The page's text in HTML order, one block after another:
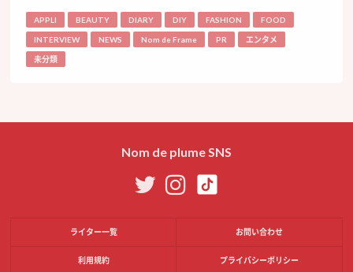
APPLI BEAUTY DIARY DIY FASHION FOOD
INTERVIEW NEWS Nom de Frame PR エンタメ
未分類
Nom de plume SNS
ライター一覧 お問い合わせ
利用規約 プライバシーポリシー